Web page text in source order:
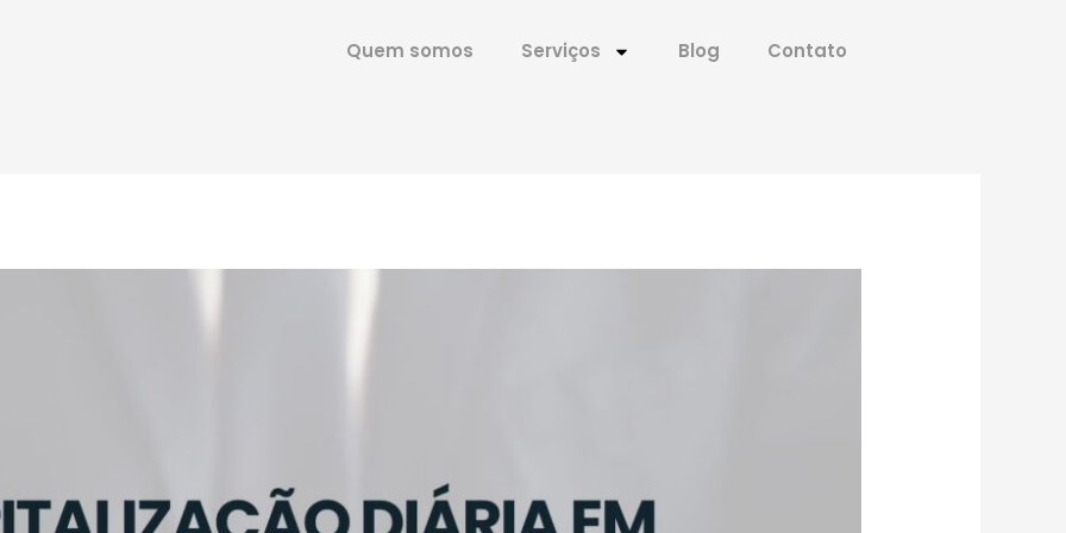
Quem somos Serviços Blog Contato